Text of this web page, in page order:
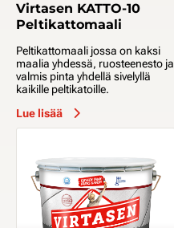
Virtasen KATTO-10
Peltikattomaali
Peltikattomaali jossa on kaksi
maalia yhdessä, ruosteenesto ja
valmis pinta yhdellä sivelyllä
kaikille peltikatoille.
Lue lisää